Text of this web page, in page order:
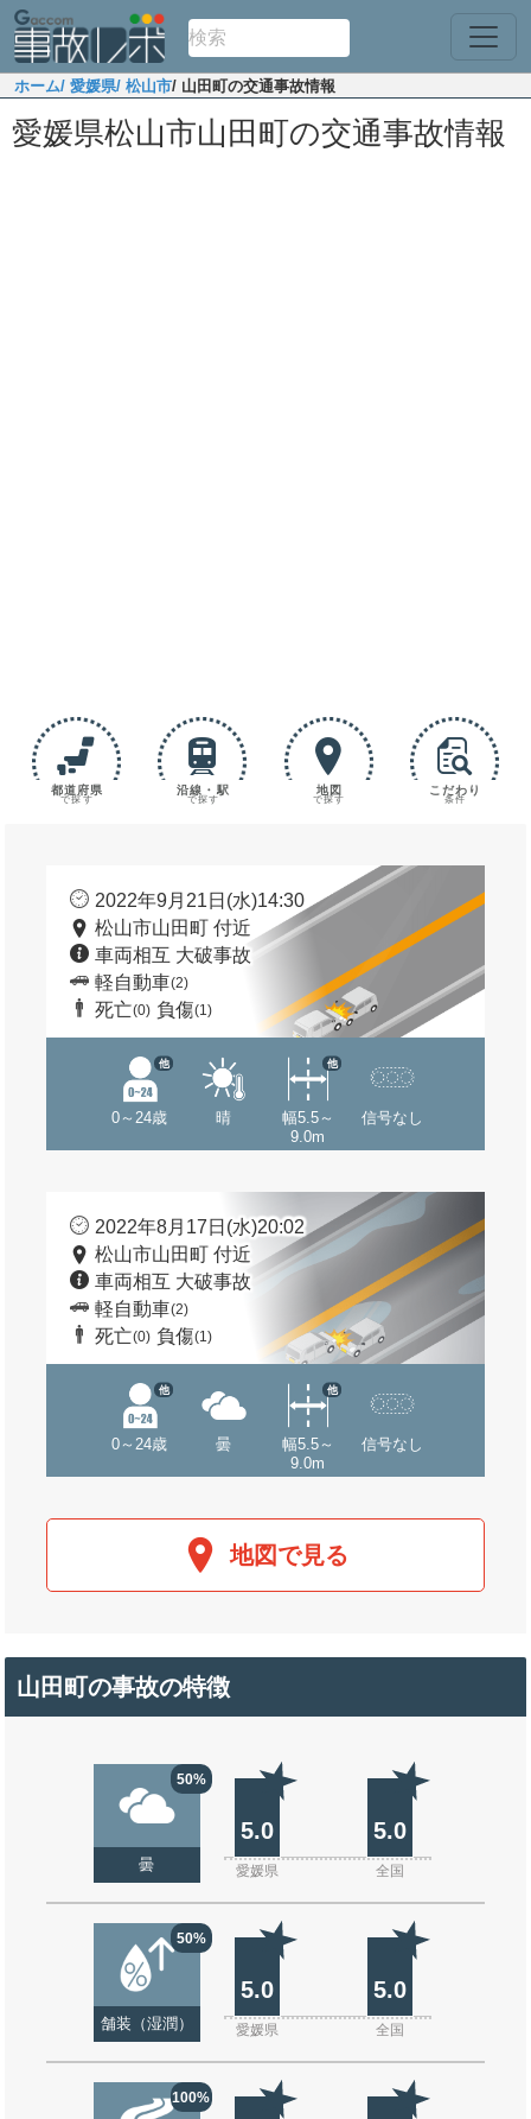
ホーム/ 愛媛県/ 松山市/ 山田町の交通事故情報
愛媛県松山市山田町の交通事故情報
都道府県
で探す
沿線・駅
で探す
地図
で探す
こだわり
条件
2022年9月21日(水)14:30
松山市山田町 付近
車両相互 大破事故
軽自動車(2)
死亡(0) 負傷(1)
0～24歳
他
晴
幅5.5～
9.0m
他
信号なし
2022年8月17日(水)20:02
松山市山田町 付近
車両相互 大破事故
軽自動車(2)
死亡(0) 負傷(1)
0～24歳
他
曇
幅5.5～
9.0m
他
信号なし
地図で見る
山田町の事故の特徴
50%
曇
5.0 5.0
愛媛県 全国
50%
舗装（湿潤）
5.0 5.0
愛媛県 全国
100%